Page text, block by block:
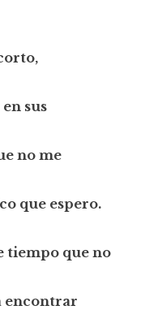
sus
no me
que espero.
tiempo que no
encontrar